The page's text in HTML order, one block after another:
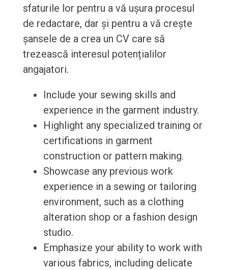
sfaturile lor pentru a vă ușura procesul
de redactare, dar și pentru a vă crește
șansele de a crea un CV care să
trezească interesul potențialilor
angajatori.
Include your sewing skills and
experience in the garment industry.
Highlight any specialized training or
certifications in garment
construction or pattern making.
Showcase any previous work
experience in a sewing or tailoring
environment, such as a clothing
alteration shop or a fashion design
studio.
Emphasize your ability to work with
various fabrics, including delicate